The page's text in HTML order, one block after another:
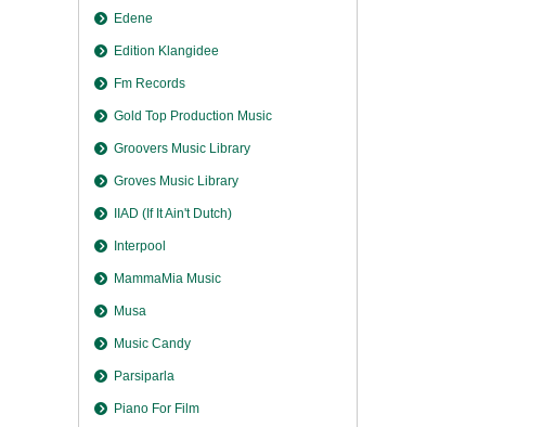
Edene
Edition Klangidee
Fm Records
Gold Top Production Music
Groovers Music Library
Groves Music Library
IIAD (If It Ain't Dutch)
Interpool
MammaMia Music
Musa
Music Candy
Parsiparla
Piano For Film